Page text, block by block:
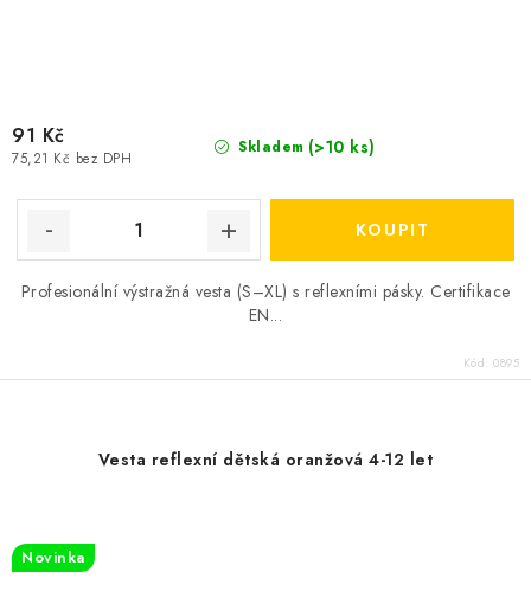
Skladem (>10 ks)
75,21 Kč bez DPH
91 Kč
Profesionální výstražná vesta (S–XL) s reflexními pásky. Certifikace
EN...
Kód: 0895
Vesta reflexní dětská oranžová 4-12 let
Novinka